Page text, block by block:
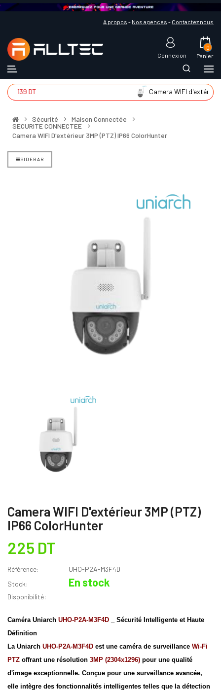
A propos - Nos agences - Contactez nous
Connexion Panier
0
139 DT Camera WIFI d'extér 225
Sécurité
Maison Connectée
SECURITE CONNECTEE
Camera WIFI D'extérieur 3MP (PTZ) IP66 ColorHunter
SIDEBAR
Camera WIFI D'extérieur 3MP (PTZ)
IP66 ColorHunter
225 DT
Référence:
UHO-P2A-M3F4D
Stock:
En stock
Disponibilité:
Caméra Uniarch UHO-P2A-M3F4D _ Sécurité Intelligente et Haute
Définition
La Uniarch UHO-P2A-M3F4D est une caméra de surveillance Wi-Fi
PTZ offrant une résolution 3MP (2304x1296) pour une qualité
d'image exceptionnelle. Conçue pour une surveillance avancée,
elle intègre des fonctionnalités intelligentes telles que la détection